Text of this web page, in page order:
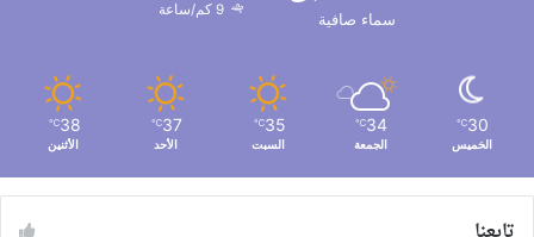
سماء صافية 9 كم/ساعة
30
℃
الخميس
34
℃
الجمعة
35
℃
السبت
37
℃
الأحد
38
℃
الأثنين